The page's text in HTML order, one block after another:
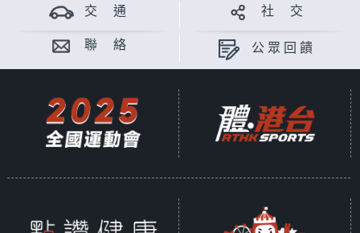
交 通 社 交
聯 絡 公眾回饋